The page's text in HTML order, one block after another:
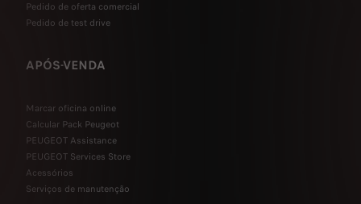
Pedido de oferta comercial
Pedido de test drive
APÓS-VENDA
Marcar oficina online
Calcular Pack Peugeot
PEUGEOT Assistance
PEUGEOT Services Store
Acessórios
Serviços de manutenção